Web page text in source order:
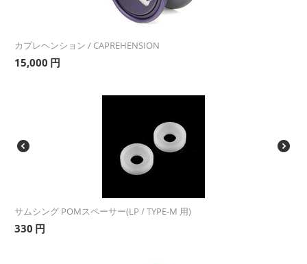
カプレヘンション / CAPREHENSION
15,000 円
サムシング POMスペーサー(LP / TYPE-M 用)
330 円